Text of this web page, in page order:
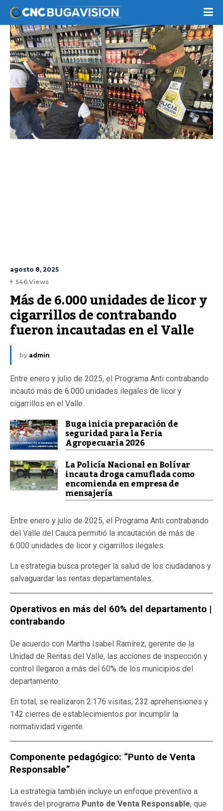
agosto 8, 2025
546 Views
Más de 6.000 unidades de licor y
cigarrillos de contrabando
fueron incautadas en el Valle
by admin
Entre enero y julio de 2025, el Programa Anti contrabando
incautó más de 6.000 unidades ilegales de licor y
cigarrillos en el Valle.
Buga inicia preparación de
seguridad para la Feria
Agropecuaria 2026
La Policía Nacional en Bolívar
incauta droga camuflada como
encomienda en empresa de
mensajería
Entre enero y julio de 2025, el Programa Anti contrabando
del Valle del Cauca permitió la incautación de más de
6.000 unidades de licor y cigarrillos ilegales.
La estrategia busca proteger la salud de los ciudadanos y
salvaguardar las rentas departamentales.
Operativos en más del 60% del departamento |
contrabando
De acuerdo con Martha Isabel Ramírez, gerente de la
Unidad de Rentas del Valle, las acciones de inspección y
control llegaron a más del 60% de los municipios del
departamento.
En total, se realizaron 2.176 visitas, 232 aprehensiones y
142 cierres de establecimientos por incumplir la
normatividad vigente.
Componente pedagógico: “Punto de Venta
Responsable”
La estrategia también incluye un enfoque preventivo a
través del programa Punto de Venta Responsable, que